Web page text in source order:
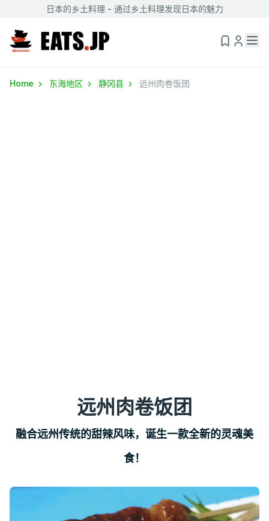
日本的乡土料理 - 通过乡土料理发现日本的魅力
Home 东海地区 静冈县 远州肉卷饭团
远州肉卷饭团
融合远州传统的甜辣风味，诞生一款全新的灵魂美
食！